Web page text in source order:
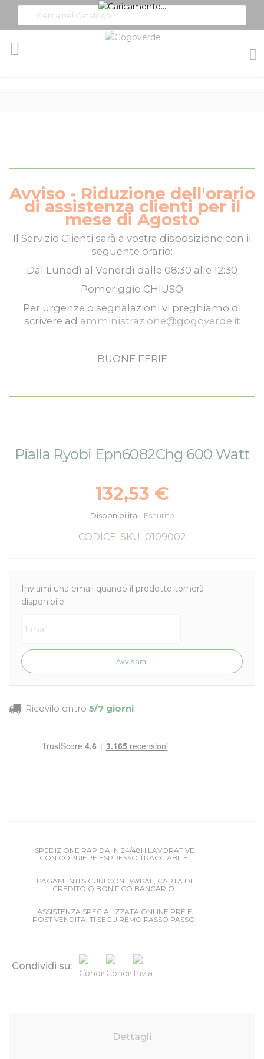
Avviso - Riduzione dell'orario
di assistenza clienti per il
mese di Agosto
Il Servizio Clienti sarà a vostra disposizione con il
seguente orario:
Dal Lunedì al Venerdì dalle 08:30 alle 12:30
Pomeriggio CHIUSO
Per urgenze o segnalazioni vi preghiamo di
scrivere ad amministrazione@gogoverde.it
BUONE FERIE
alla
all'inizio
Pialla Ryobi Epn6082Chg 600 Watt
132,53 €
Disponibilita' Esaurito
CODICE: SKU 0109002
Inviami una email quando il prodotto tornerà
disponibile
Avvisami
Ricevilo entro 5/7 giorni
SPEDIZIONE RAPIDA IN 24/48H LAVORATIVE
CON CORRIERE ESPRESSO TRACCIABILE.
PAGAMENTI SICURI CON PAYPAL, CARTA DI
CREDITO O BONIFICO BANCARIO.
ASSISTENZA SPECIALIZZATA ONLINE PRE E
POST VENDITA, TI SEGUIREMO PASSO PASSO.
Condividi su:
Dettagli